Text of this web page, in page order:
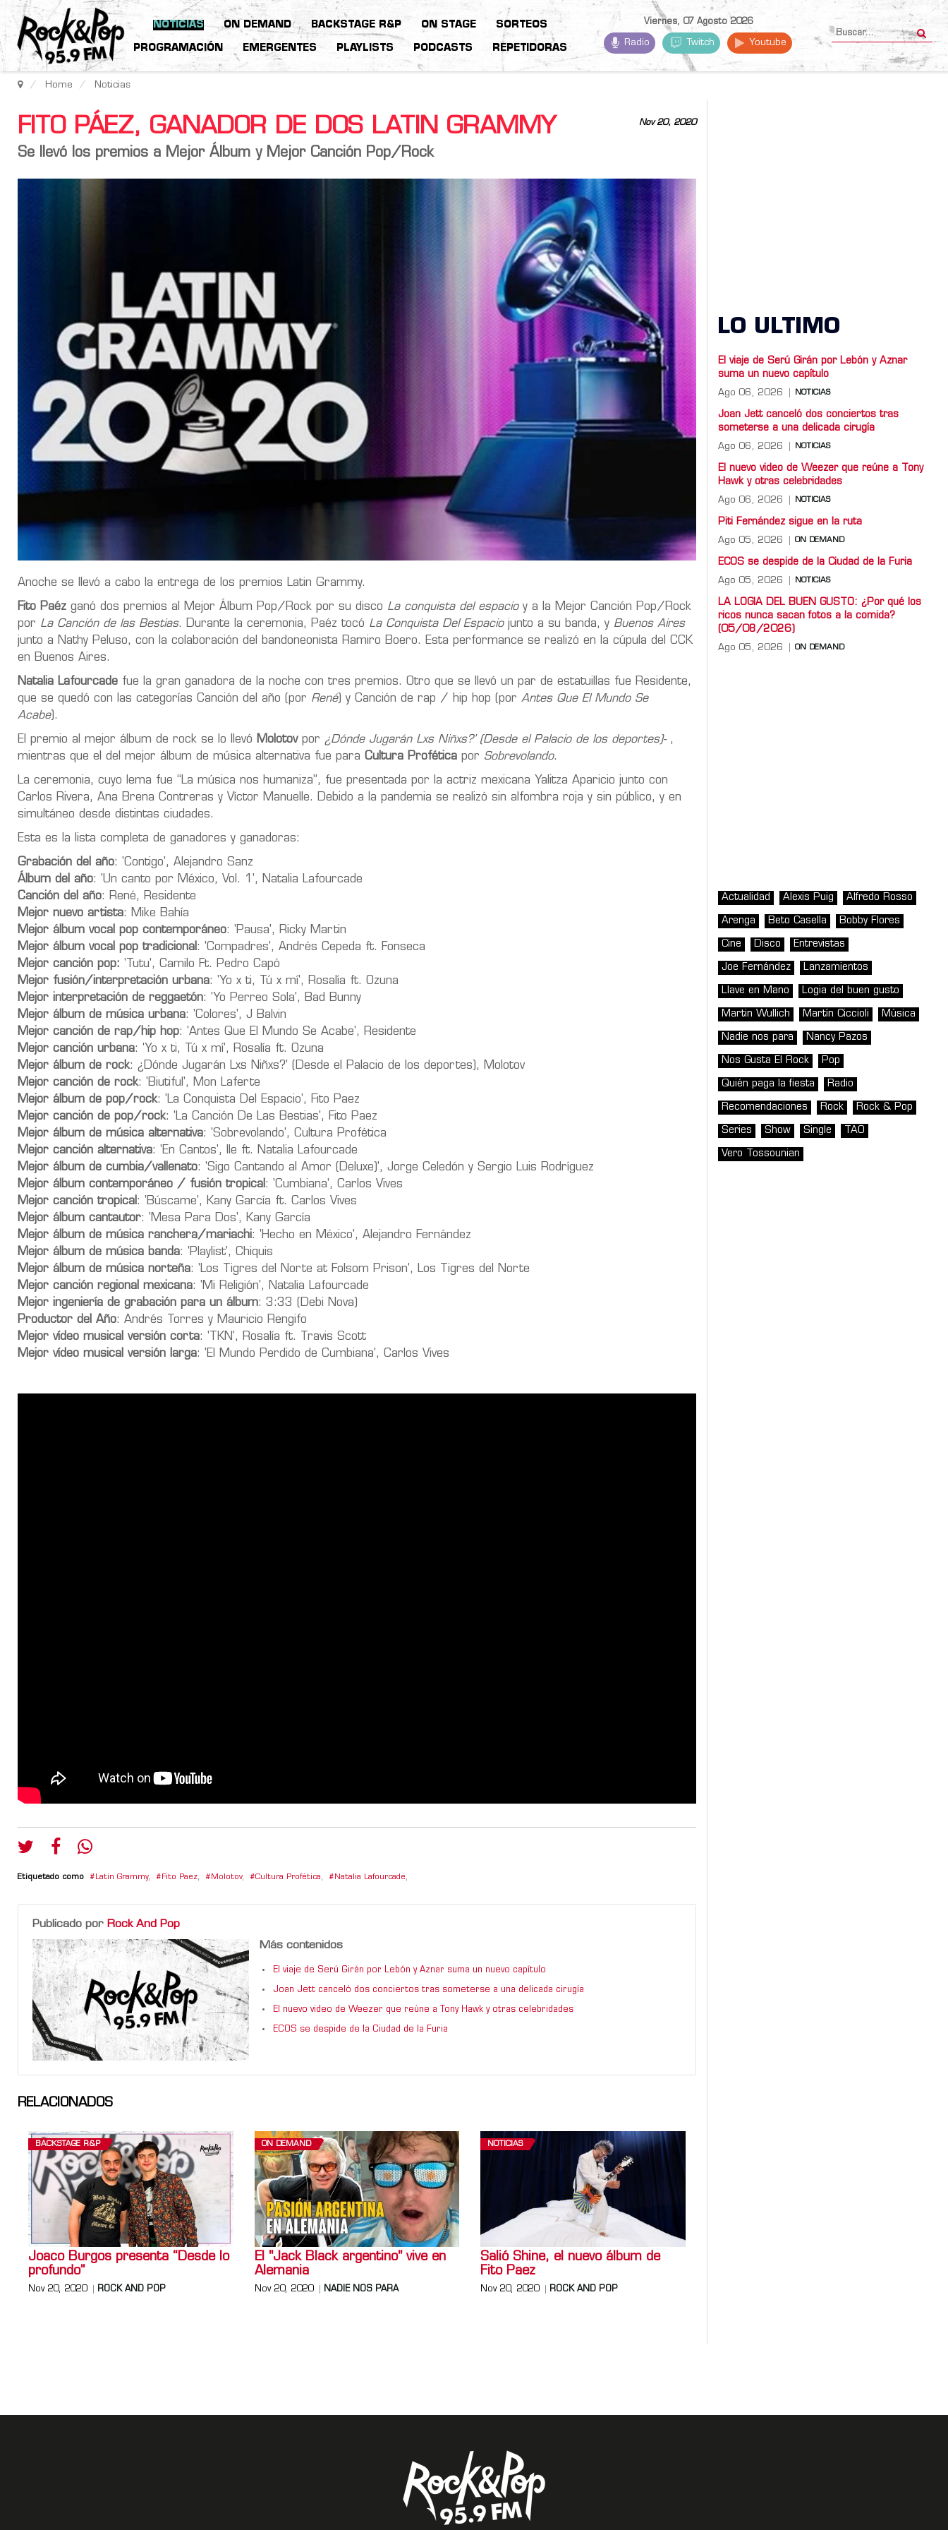
NOTICIAS ON DEMAND BACKSTAGE R&P ON STAGE SORTEOS
PROGRAMACIÓN EMERGENTES PLAYLISTS PODCASTS REPETIDORAS
Viernes, 07 Agosto 2026
Radio Twitch Youtube
Home Noticias
Nov 20, 2020
FITO PÁEZ, GANADOR DE DOS LATIN GRAMMY
Se llevó los premios a Mejor Álbum y Mejor Canción Pop/Rock
Anoche se llevó a cabo la entrega de los premios Latin Grammy.
Fito Paéz ganó dos premios al Mejor Álbum Pop/Rock por su disco La conquista del espacioy a la Mejor Canción Pop/Rock
por La Canción de las Bestias. Durante la ceremonia, Paéz tocó La Conquista Del Espaciojunto a su banda, y Buenos Aires
junto a Nathy Peluso, con la colaboración del bandoneonista Ramiro Boero. Esta performance se realizó en la cúpula del CCK
en Buenos Aires.
Natalia Lafourcade fue la gran ganadora de la noche con tres premios. Otro que se llevó un par de estatuillas fue Residente,
que se quedó con las categorías Canción del año (por René) y Canción de rap / hip hop (por Antes Que El Mundo Se
Acabe).
El premio al mejor álbum de rock se lo llevó Molotovpor ¿Dónde Jugarán Lxs Niñxs?’ (Desde el Palacio de los deportes)-,
mientras que el del mejor álbum de música alternativa fue para Cultura Profética por Sobrevolando.
La ceremonia, cuyo lema fue “La música nos humaniza”, fue presentada por la actriz mexicana Yalitza Aparicio junto con
Carlos Rivera, Ana Brena Contreras y Víctor Manuelle. Debido a la pandemia se realizó sin alfombra roja y sin público, y en
simultáneo desde distintas ciudades.
Esta es la lista completa de ganadores y ganadoras:
Grabación del año: 'Contigo', Alejandro Sanz
Álbum del año: 'Un canto por México, Vol. 1', Natalia Lafourcade
Canción del año: René, Residente
Mejor nuevo artista: Mike Bahía
Mejor álbum vocal pop contemporáneo: 'Pausa', Ricky Martin
Mejor álbum vocal pop tradicional : 'Compadres', Andrés Cepeda ft. Fonseca
Mejor canción pop: 'Tutu', Camilo Ft. Pedro Capó
Mejor fusión/interpretación urbana: 'Yo x ti, Tú x mí', Rosalía ft. Ozuna
Mejor interpretación de reggaetón: 'Yo Perreo Sola', Bad Bunny
Mejor álbum de música urbana: 'Colores', J Balvin
Mejor canción de rap/hip hop: 'Antes Que El Mundo Se Acabe', Residente
Mejor canción urbana: 'Yo x ti, Tú x mí', Rosalía ft. Ozuna
Mejor álbum de rock: ¿Dónde Jugarán Lxs Niñxs?' (Desde el Palacio de los deportes), Molotov
Mejor canción de rock: 'Biutiful', Mon Laferte
Mejor álbum de pop/rock: 'La Conquista Del Espacio', Fito Paez
Mejor canción de pop/rock: 'La Canción De Las Bestias', Fito Paez
Mejor álbum de música alternativa: 'Sobrevolando', Cultura Profética
Mejor canción alternativa: 'En Cantos', Ile ft. Natalia Lafourcade
Mejor álbum de cumbia/vallenato: 'Sigo Cantando al Amor (Deluxe)', Jorge Celedón y Sergio Luis Rodríguez
Mejor álbum contemporáneo / fusión tropical : 'Cumbiana', Carlos Vives
Mejor canción tropical : 'Búscame', Kany García ft. Carlos Vives
Mejor álbum cantautor: 'Mesa Para Dos', Kany García
Mejor álbum de música ranchera/mariachi: 'Hecho en México', Alejandro Fernández
Mejor álbum de música banda: 'Playlist', Chiquis
Mejor álbum de música norteña: 'Los Tigres del Norte at Folsom Prison', Los Tigres del Norte
Mejor canción regional mexicana: 'Mi Religión', Natalia Lafourcade
Mejor ingeniería de grabación para un álbum: 3:33 (Debi Nova)
Productor del Año: Andrés Torres y Mauricio Rengifo
Mejor vídeo musical versión corta: 'TKN', Rosalía ft. Travis Scott
Mejor vídeo musical versión larga: 'El Mundo Perdido de Cumbiana', Carlos Vives
Etiquetado como Latin Grammy, Fito Paez, Molotov, Cultura Profética, Natalia Lafourcade,
Publicado por Rock And Pop
Más contenidos
El viaje de Serú Girán por Lebón y Aznar suma un nuevo capítulo
Joan Jett canceló dos conciertos tras someterse a una delicada cirugía
El nuevo video de Weezer que reúne a Tony Hawk y otras celebridades
ECOS se despide de la Ciudad de la Furia
RELACIONADOS
BACKSTAGE R&P
Joaco Burgos presenta “Desde lo
profundo”
Nov 20, 2020 ROCK AND POP
ON DEMAND
El "Jack Black argentino" vive en
Alemania
Nov 20, 2020 NADIE NOS PARA
NOTICIAS
Salió Shine, el nuevo álbum de
Fito Paez
Nov 20, 2020 ROCK AND POP
LO ULTIMO
El viaje de Serú Girán por Lebón y Aznar
suma un nuevo capítulo
Ago 06, 2026 NOTICIAS
Joan Jett canceló dos conciertos tras
someterse a una delicada cirugía
Ago 06, 2026 NOTICIAS
El nuevo video de Weezer que reúne a Tony
Hawk y otras celebridades
Ago 06, 2026 NOTICIAS
Piti Fernández sigue en la ruta
Ago 05, 2026 ON DEMAND
ECOS se despide de la Ciudad de la Furia
Ago 05, 2026 NOTICIAS
LA LOGIA DEL BUEN GUSTO: ¿Por qué los
ricos nunca sacan fotos a la comida?
(05/08/2026)
Ago 05, 2026 ON DEMAND
Actualidad Alexis Puig Alfredo Rosso
Arenga Beto Casella Bobby Flores
Cine Disco Entrevistas
Joe Fernández Lanzamientos
Llave en Mano Logia del buen gusto
Martin Wullich Martín Ciccioli Música
Nadie nos para Nancy Pazos
Nos Gusta El Rock Pop
Quién paga la fiesta Radio
Recomendaciones Rock Rock & Pop
Series Show Single TAO
Vero Tossounian